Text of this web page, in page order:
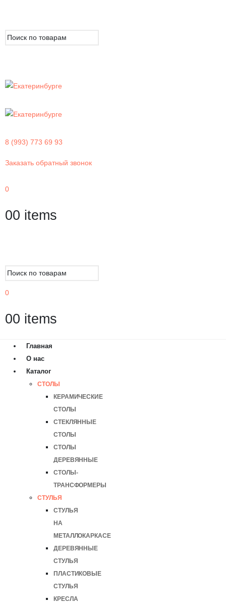
8 (993) 773 69 93
Заказать обратный звонок
0
00 items
0
00 items
Главная
О нас
Каталог
СТОЛЫ
КЕРАМИЧЕСКИЕ
СТОЛЫ
СТЕКЛЯННЫЕ
СТОЛЫ
СТОЛЫ
ДЕРЕВЯННЫЕ
СТОЛЫ-
ТРАНСФОРМЕРЫ
СТУЛЬЯ
СТУЛЬЯ
НА
МЕТАЛЛОКАРКАСЕ
ДЕРЕВЯННЫЕ
СТУЛЬЯ
ПЛАСТИКОВЫЕ
СТУЛЬЯ
КРЕСЛА